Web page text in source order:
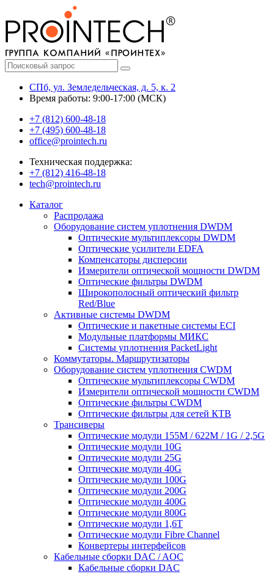
СПб, ул. Земледельческая, д. 5, к. 2
Время работы: 9:00-17:00 (МСК)
+7 (812) 600-48-18
+7 (495) 600-48-18
office@prointech.ru
Техническая поддержка:
+7 (812) 416-48-18
tech@prointech.ru
Каталог
Распродажа
Оборудование систем уплотнения DWDM
Оптические мультиплексоры DWDM
Оптические усилители EDFA
Компенсаторы дисперсии
Измерители оптической мощности DWDM
Оптические фильтры DWDM
Широкополосный оптический фильтр
Red/Blue
Активные системы DWDM
Оптические и пакетные системы ECI
Модульные платформы МИКС
Системы уплотнения PacketLight
Коммутаторы. Маршрутизаторы
Оборудование систем уплотнения CWDM
Оптические мультиплексоры CWDM
Измерители оптической мощности CWDM
Оптические фильтры CWDM
Оптические фильтры для сетей КТВ
Трансиверы
Оптические модули 155M / 622M / 1G / 2,5G
Оптические модули 10G
Оптические модули 25G
Оптические модули 40G
Оптические модули 100G
Оптические модули 200G
Оптические модули 400G
Оптические модули 800G
Оптические модули 1,6T
Оптические модули Fibre Channel
Конвертеры интерфейсов
Кабельные сборки DAC / AOC
Кабельные сборки DAC